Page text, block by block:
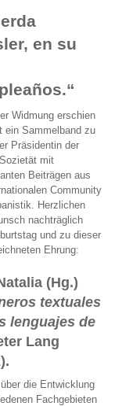
en su
Widmung erschien
ein Sammelband zu
Präsidentin der
mit
Beiträgen aus
Community
Herzlichen
nachträglich
und zu dieser
Ehrung:
(Hg.)
textuales
lenguajes de
Lang
die Entwicklung
Fachgebieten